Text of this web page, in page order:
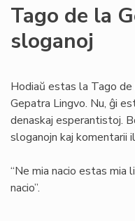
Tago de la
sloganoj
Hodiaŭ estas la Tago de
Gepatra Lingvo. Nu, ĝi
denaskaj esperantistoj.
sloganojn kaj komentarii
“Ne mia nacio estas mia
nacio”.